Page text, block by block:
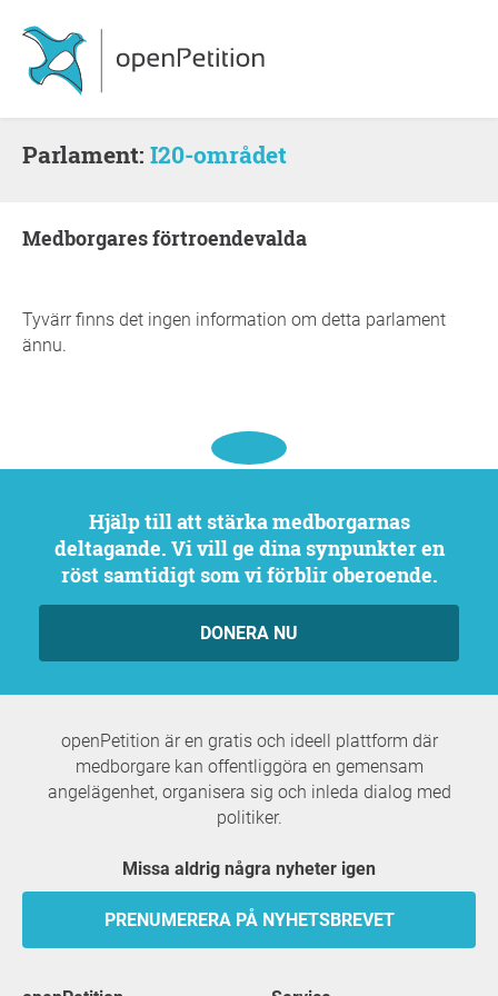
Parlament: I20-området
medborgares förtroendevalda
Tyvärr finns det ingen information om detta parlament
ännu.
Hjälp till att stärka medborgarnas
deltagande. Vi vill ge dina synpunkter en
röst samtidigt som vi förblir oberoende.
DONERA NU
openPetition är en gratis och ideell plattform där
medborgare kan offentliggöra en gemensam
angelägenhet, organisera sig och inleda dialog med
politiker.
Missa aldrig några nyheter igen
PRENUMERERA PÅ NYHETSBREVET